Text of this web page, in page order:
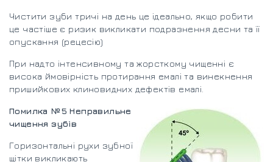
Чистити зуби тричі на день це ідеально, якщо робити
це частіше є ризик викликати подразнення десни та її
опускання (рецесію)
При надто інтенсивному та жорсткому чищенні є
висока ймовірність протирання емалі та винекнення
пришийкових клиновидних дефектів емалі.
Помилка №5 Неправильне
чищення зубів
Горизонтальні рухи зубної
щітки викликають